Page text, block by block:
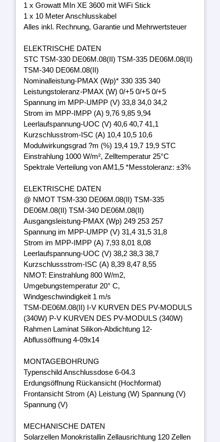
1 x Growatt MIn XE 3600 mit WiFi Stick
1 x 10 Meter Anschlusskabel
Alles inkl. Rechnung, Garantie und Mehrwertsteuer
ELEKTRISCHE DATEN
STC TSM-330 DE06M.08(II) TSM-335 DE06M.08(II)
TSM-340 DE06M.08(II)
Nominalleistung-PMAX (Wp)* 330 335 340
Leistungstoleranz-PMAX (W) 0/+5 0/+5 0/+5
Spannung im MPP-UMPP (V) 33,8 34,0 34,2
Strom im MPP-IMPP (A) 9,76 9,85 9,94
Leerlaufspannung-UOC (V) 40,6 40,7 41,1
Kurzschlusstrom-ISC (A) 10,4 10,5 10,6
Modulwirkungsgrad ?m (%) 19,4 19,7 19,9 STC
Einstrahlung 1000 W/m², Zelltemperatur 25°C
Spektrale Verteilung von AM1,5 *Messtoleranz: ±3%
ELEKTRISCHE DATEN
@ NMOT TSM-330 DE06M.08(II) TSM-335
DE06M.08(II) TSM-340 DE06M.08(II)
Ausgangsleistung-PMAX (Wp) 249 253 257
Spannung im MPP-UMPP (V) 31,4 31,5 31,8
Strom im MPP-IMPP (A) 7,93 8,01 8,08
Leerlaufspannung-UOC (V) 38,2 38,3 38,7
Kurzschlussstrom-ISC (A) 8,39 8,47 8,55
NMOT: Einstrahlung 800 W/m2,
Umgebungstemperatur 20° C,
Windgeschwindigkeit 1 m/s
TSM-DE06M.08(II) I-V KURVEN DES PV-MODULS
(340W) P-V KURVEN DES PV-MODULS (340W)
Rahmen Laminat Silikon-Abdichtung 12-
Abflussöffnung 4-09x14
MONTAGEBOHRUNG
Typenschild Anschlussdose 6-04.3
Erdungsöffnung Rückansicht (Hochformat)
Frontansicht Strom (A) Leistung (W) Spannung (V)
Spannung (V)
MECHANISCHE DATEN
Solarzellen Monokristallin Zellausrichtung 120 Zellen